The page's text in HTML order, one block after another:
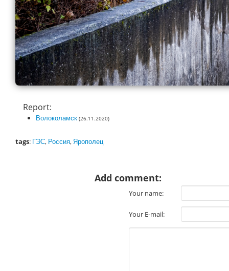
Report:
Волоколамск (26.11.2020)
tags: ГЭС, Россия,Ярополец
Add comment:
Your name:
Your E-mail: